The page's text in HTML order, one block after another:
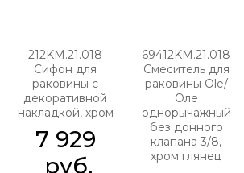
212KM.21.018
Сифон для
раковины с
декоративной
накладкой, хром
7 929
руб.
69412KM.21.018
Смеситель для
раковины Ole/
Оле
однорычажный
без донного
клапана 3/8,
хром глянец